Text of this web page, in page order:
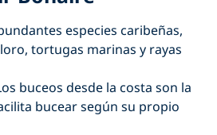
especies caribeñas,
tortugas marinas y rayas
buceos desde la costa son la
bucear según su propio